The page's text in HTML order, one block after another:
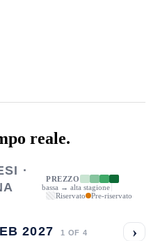
reale.
·
PREZZO
bassa → alta stagione
Riservato
Pre-riservato
2027 1 OF 4 ›